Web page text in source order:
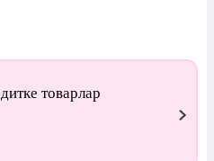
товарлар